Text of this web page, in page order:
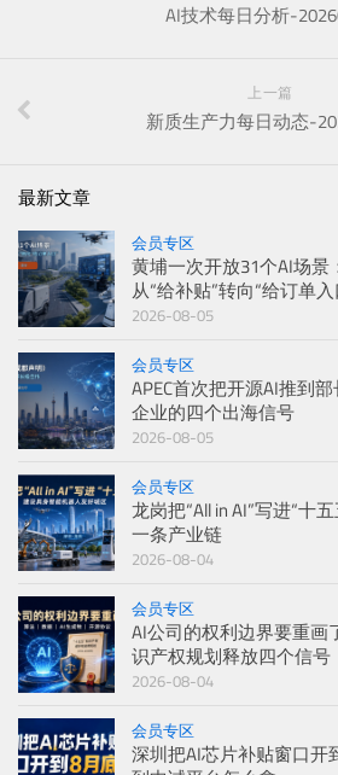
AI技术每日分析-
上一篇
新质生产力每日动态-
最新文章
会员专区
黄埔一次开放31个AI场
从“给补贴”转向“给订单入
2026-08-05
会员专区
APEC首次把开源AI推到
企业的四个出海信号
2026-08-05
会员专区
龙岗把“All in AI”写进“十
一条产业链
2026-08-04
会员专区
AI公司的权利边界要重画
识产权规划释放四个信号
2026-08-04
会员专区
深圳把AI芯片补贴窗口开